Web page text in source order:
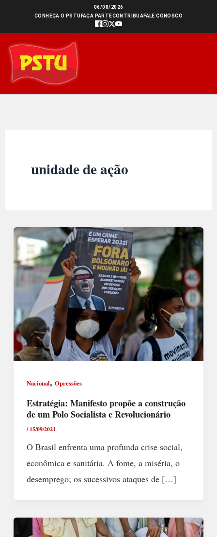
conteúdo
06/08/2026
CONHEÇA O PSTU FAÇA PARTECONTRIBUAFALE CONOSCO
unidade de ação
Nacional, Opressões
Estratégia: Manifesto propõe a construção
de um Polo Socialista e Revolucionário
/15/09/2021
O Brasil enfrenta uma profunda crise social,
econômica e sanitária. A fome, a miséria, o
desemprego; os sucessivos ataques de […]